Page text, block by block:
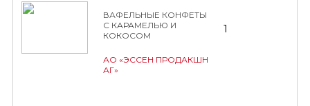
ВАФЕЛЬНЫЕ КОНФЕТЫ
С КАРАМЕЛЬЮ И
КОКОСОМ
АО «ЭССЕН ПРОДАКШН
АГ»
1